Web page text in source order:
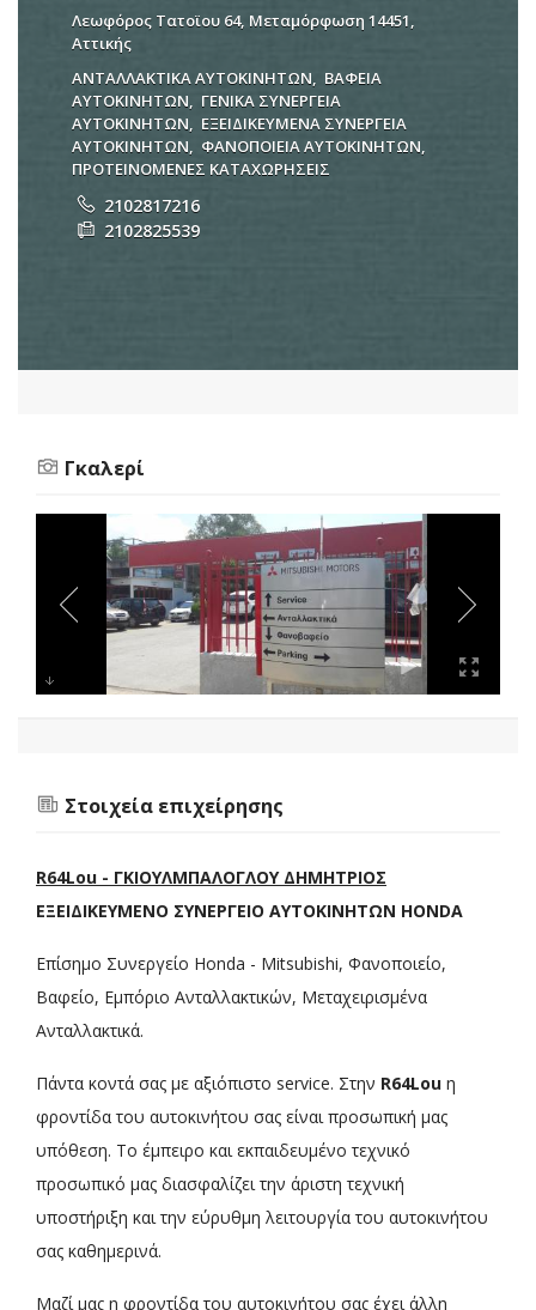
Λεωφόρος Τατοϊου 64, Μεταμόρφωση 14451,
Αττικής
ΑΝΤΑΛΛΑΚΤΙΚΑ ΑΥΤΟΚΙΝΗΤΩΝ
ΒΑΦΕΙΑ
ΑΥΤΟΚΙΝΗΤΩΝ
ΓΕΝΙΚΑ ΣΥΝΕΡΓΕΙΑ
ΑΥΤΟΚΙΝΗΤΩΝ
ΕΞΕΙΔΙΚΕΥΜΕΝΑ ΣΥΝΕΡΓΕΙΑ
ΑΥΤΟΚΙΝΗΤΩΝ
ΦΑΝΟΠΟΙΕΙΑ ΑΥΤΟΚΙΝΗΤΩΝ
ΠΡΟΤΕΙΝΟΜΕΝΕΣ ΚΑΤΑΧΩΡΗΣΕΙΣ
2102817216
2102825539
Γκαλερί
Στοιχεία επιχείρησης
R64Lou - ΓΚΙΟΥΛΜΠΑΛΟΓΛΟΥ ΔΗΜΗΤΡΙΟΣ
ΕΞΕΙΔΙΚΕΥΜΕΝΟ ΣΥΝΕΡΓΕΙΟ ΑΥΤΟΚΙΝΗΤΩΝ HONDA
Επίσημο Συνεργείο Honda - Mitsubishi, Φανοποιείο,
Βαφείο, Εμπόριο Ανταλλακτικών, Μεταχειρισμένα
Ανταλλακτικά.
Πάντα κοντά σας με αξιόπιστο service. Στην R64Lou η
φροντίδα του αυτοκινήτου σας είναι προσωπική μας
υπόθεση. Το έμπειρο και εκπαιδευμένο τεχνικό
προσωπικό μας διασφαλίζει την άριστη τεχνική
υποστήριξη και την εύρυθμη λειτουργία του αυτοκινήτου
σας καθημερινά.
Μαζί μας η φροντίδα του αυτοκινήτου σας έχει άλλη